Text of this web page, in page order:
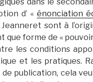
d’ «énonciation
sont à
forme de «
les conditions
et les pratiques.
publication, cela